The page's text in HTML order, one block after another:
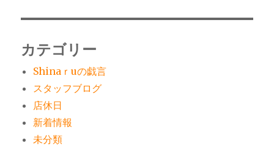
カテゴリー
Shinaｒuの戯言
スタッフブログ
店休日
新着情報
未分類